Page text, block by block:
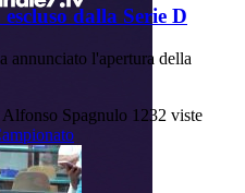
dalla Serie D
annunciato l'apertura della
Spagnulo 1232 viste